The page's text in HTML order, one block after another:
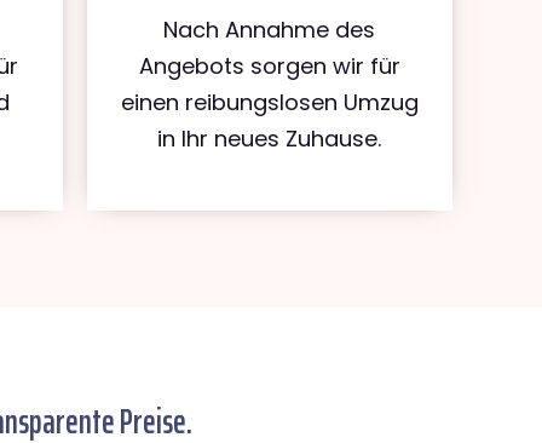
Nach Annahme des
Angebots sorgen wir für
einen reibungslosen Umzug
in Ihr neues Zuhause.
Preise.